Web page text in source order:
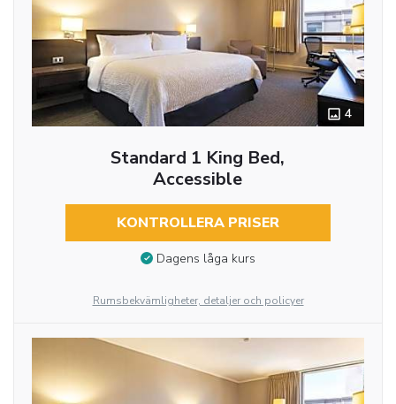
4
Standard 1 King Bed,
Accessible
KONTROLLERA PRISER
Dagens låga kurs
Rumsbekvämligheter, detaljer och policyer